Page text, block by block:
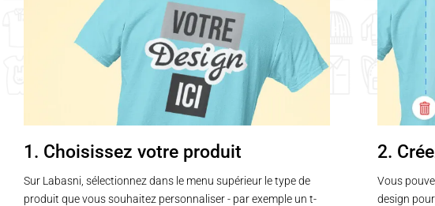
1. Choisissez votre produit
Sur Labasni, sélectionnez dans le menu supérieur le type de
produit que vous souhaitez personnaliser - par exemple un t-
2.
Vous
design